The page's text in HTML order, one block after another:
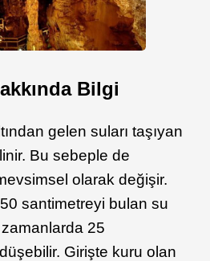
Bilgi
gelen suları taşıyan
Bu sebeple de
olarak değişir.
santimetreyi bulan su
25
Girişte kuru olan